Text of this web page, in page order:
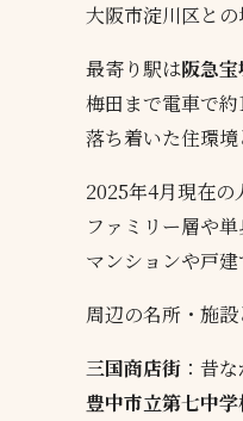
大阪市淀川区との
最寄り駅は阪急
梅田まで電車で約
落ち着いた住環境
2025年4月現在の
ファミリー層や
マンションや戸建
周辺の名所・施
三国商店街 ：昔
豊中市立第七中